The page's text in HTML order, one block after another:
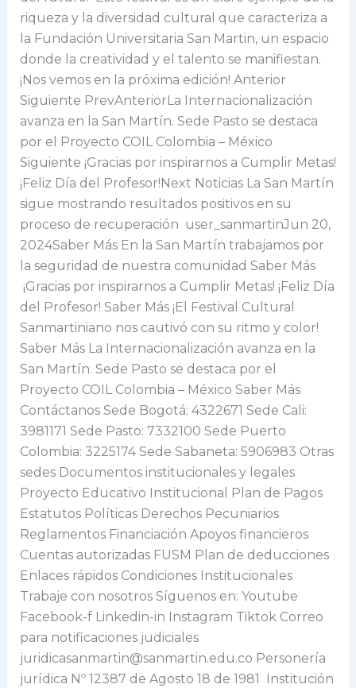
riqueza y la diversidad cultural que caracteriza a
la Fundación Universitaria San Martin, un espacio
donde la creatividad y el talento se manifiestan.
¡Nos vemos en la próxima edición! Anterior
Siguiente PrevAnteriorLa Internacionalización
avanza en la San Martín. Sede Pasto se destaca
por el Proyecto COIL Colombia – México
Siguiente ¡Gracias por inspirarnos a Cumplir Metas!
¡Feliz Día del Profesor!Next Noticias La San Martín
sigue mostrando resultados positivos en su
proceso de recuperación user_sanmartinJun 20,
2024Saber Más En la San Martín trabajamos por
la seguridad de nuestra comunidad Saber Más
¡Gracias por inspirarnos a Cumplir Metas! ¡Feliz Día
del Profesor! Saber Más ¡El Festival Cultural
Sanmartiniano nos cautivó con su ritmo y color!
Saber Más La Internacionalización avanza en la
San Martín. Sede Pasto se destaca por el
Proyecto COIL Colombia – México Saber Más
Contáctanos Sede Bogotá: 4322671 Sede Cali:
3981171 Sede Pasto: 7332100 Sede Puerto
Colombia: 3225174 Sede Sabaneta: 5906983 Otras
sedes Documentos institucionales y legales
Proyecto Educativo Institucional Plan de Pagos
Estatutos Políticas Derechos Pecuniarios
Reglamentos Financiación Apoyos financieros
Cuentas autorizadas FUSM Plan de deducciones
Enlaces rápidos Condiciones Institucionales
Trabaje con nosotros Síguenos en: Youtube
Facebook-f Linkedin-in Instagram Tiktok Correo
para notificaciones judiciales
juridicasanmartin@sanmartin.edu.co Personería
jurídica Nº 12387 de Agosto 18 de 1981 Institución